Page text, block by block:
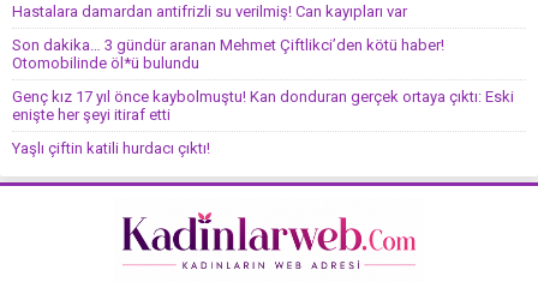
Hastalara damardan antifrizli su verilmiş! Can kayıpları var
Son dakika… 3 gündür aranan Mehmet Çiftlikci’den kötü haber!
Otomobilinde öl*ü bulundu
Genç kız 17 yıl önce kaybolmuştu! Kan donduran gerçek ortaya çıktı: Eski
enişte her şeyi itiraf etti
Yaşlı çiftin katili hurdacı çıktı!